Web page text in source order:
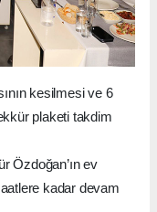
kesilmesi ve 6
plaketi takdim
Özdoğan’ın ev
kadar devam